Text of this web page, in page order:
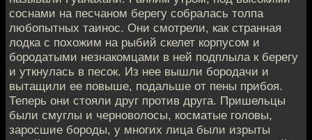
соснами на песчаном берегу собралась толпа
любопытных таинос. Они смотрели, как странная
лодка с похожим на рыбий скелет корпусом и
бородатыми незнакомцами в ней подплыла к берегу
и уткнулась в песок. Из нее вышли бородачи и
вытащили ее повыше, подальше от пены прибоя.
Теперь они стояли друг против друга. Пришельцы
были смуглы и черноволосы, косматые головы,
заросшие бороды, у многих лица были изрыты